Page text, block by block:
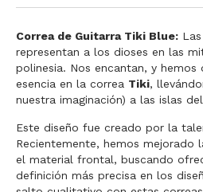
Correa de Guitarra Tiki Blue:
representan a los dioses en las
polinesia. Nos encantan, y hemos
esencia en la correa Tiki,
nuestra imaginación) a las islas
Este diseño fue creado por la
Recientemente, hemos mejorado
el material frontal, buscando
definición más precisa en los